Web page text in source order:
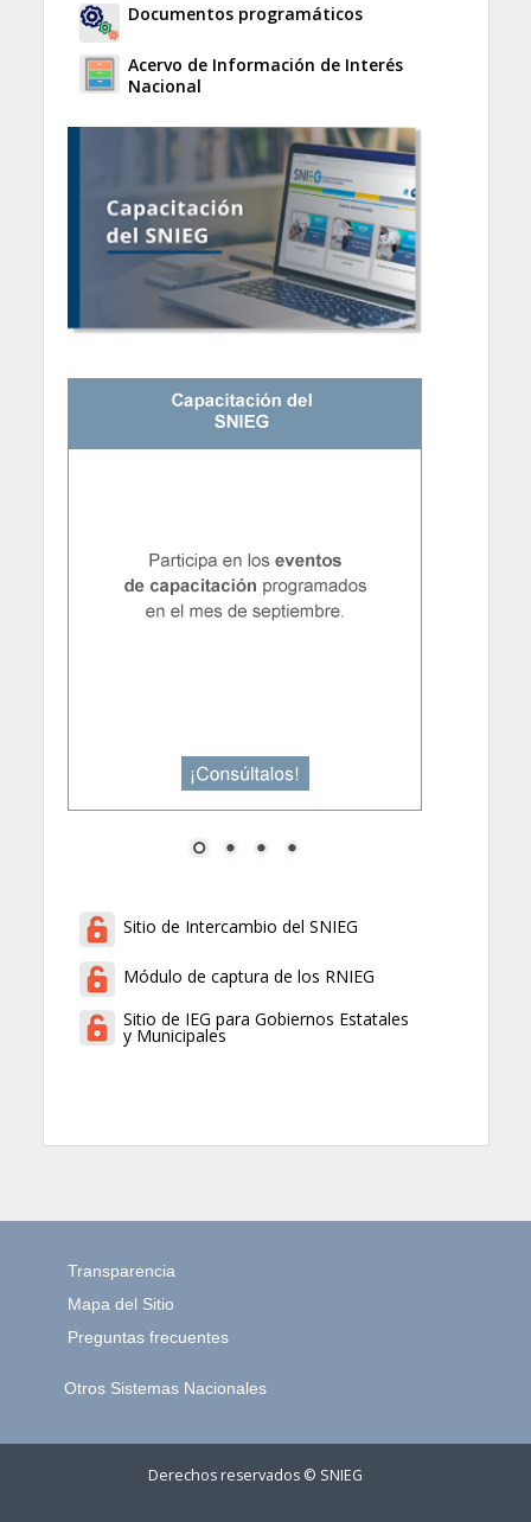
Documentos programáticos
Acervo de Información de Interés
Nacional
Sitio de Intercambio del SNIEG
Módulo de captura de los RNIEG
Sitio de IEG para Gobiernos Estatales
y Municipales
Transparencia
Mapa del Sitio
Preguntas frecuentes
Otros Sistemas Nacionales
Derechos reservados © SNIEG